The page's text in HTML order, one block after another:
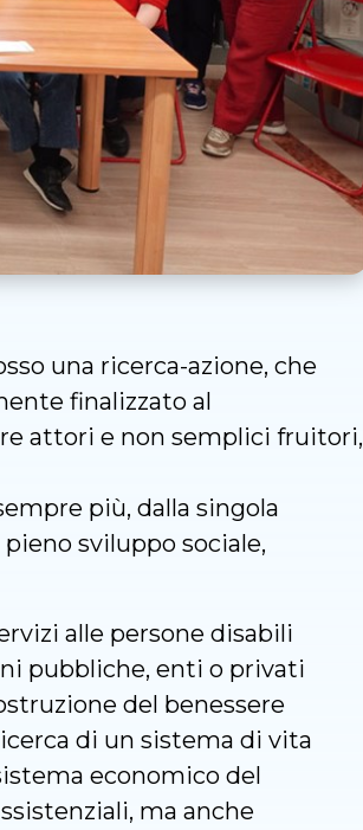
una ricerca-azione, che
finalizzato al
attori e non semplici fruitori,
più, dalla singola
sviluppo sociale,
alle persone disabili
pubbliche, enti o privati
del benessere
di un sistema di vita
economico del
ma anche